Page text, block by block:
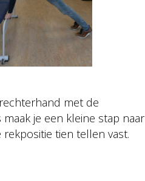
met de
je een kleine stap naar
tien tellen vast.